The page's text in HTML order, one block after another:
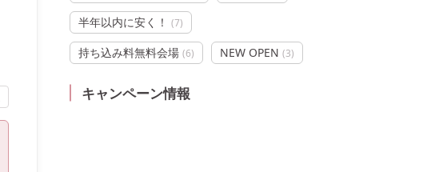
半年以内に安く！ (7)
持ち込み料無料会場 (6) NEW OPEN (3)
キャンペーン情報